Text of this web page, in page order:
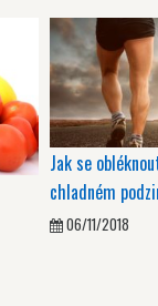
Jak se
chladném
06/11/2018